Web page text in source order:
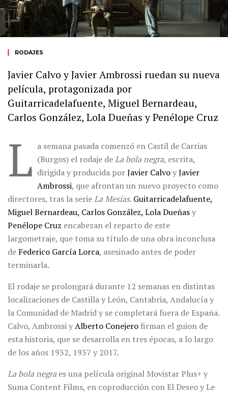
RODAJES
Javier Calvo y Javier Ambrossi ruedan su nueva
película, protagonizada por
Guitarricadelafuente, Miguel Bernardeau,
Carlos González, Lola Dueñas y Penélope Cruz
L a semana pasada comenzó en Castil de Carrias
(Burgos) el rodaje deLa bola negra, escrita,
dirigida y producida porJavier CalvoyJavier
Ambrossi, que afrontan un nuevo proyecto como
directores, tras la serieLa Mesías. Guitarricadelafuente,
Miguel Bernardeau, Carlos González, Lola Dueñasy
Penélope Cruz encabezan el reparto de este
largometraje, que toma su título de una obra inconclusa
de Federico García Lorca, asesinado antes de poder
terminarla.
El rodaje se prolongará durante 12 semanas en distintas
localizaciones de Castilla y León, Cantabria, Andalucía y
la Comunidad de Madrid y se completará fuera de España.
Calvo, Ambrossi yAlberto Conejerofirman el guion de
esta historia, que se desarrolla en tres épocas, a lo largo
de los años 1932, 1937 y 2017.
La bola negra es una película original Movistar Plus+ y
Suma Content Films, en coproducción con El Deseo y Le